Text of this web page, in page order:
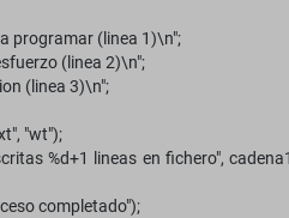
programar (linea 1)\n";
(linea 2)\n";
(linea 3)\n";
"wt");
%d+1 lineas en fichero",
completado");